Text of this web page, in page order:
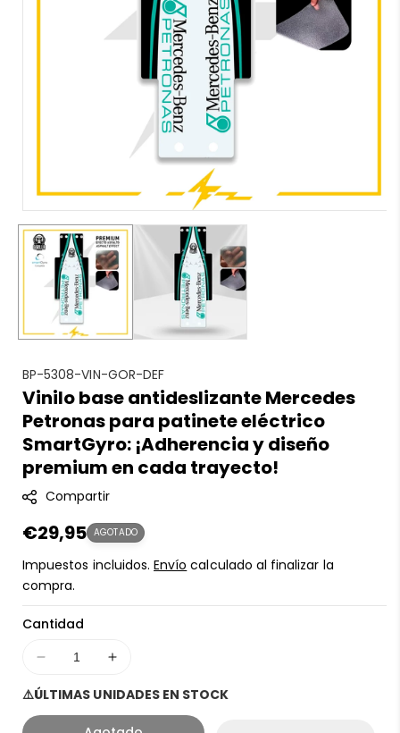
S
K
U
:
BP-5308-VIN-GOR-DEF
Vinilo base antideslizante Mercedes
Petronas para patinete eléctrico
SmartGyro: ¡Adherencia y diseño
premium en cada trayecto!
Compartir
Precio
regular
€29,95 AGOTADO
Impuestos incluidos.Envío calculado al finalizar la
compra.
Cantidad
Disminuir
cantidad
para
Vinilo
Aumentar
para
Vinilo
⚠️ÚLTIMAS UNIDADES EN STOCK